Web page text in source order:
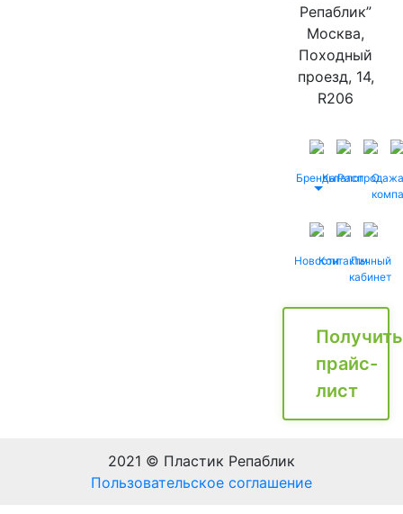
Репаблик”
Москва,
Походный
проезд, 14,
R206
БрендыКаталог
Распродажа
О
НовостиКонтактыЛичный
кабинет
Получить
прайс-
лист
2021 © Пластик Репаблик
Пользовательское соглашение